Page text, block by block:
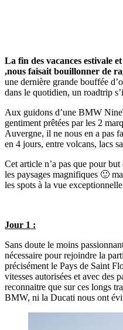
La fin des vacances estivale
,nous faisait bouillonner de
une dernière grande bouffée
dans le quotidien, un roadtrip
Aux guidons d’une BMW
gentiment prêtées par les 2
Auvergne, il ne nous en a pas
en 4 jours, entre volcans, lacs
Cet article n’a pas que pour
les paysages magnifiques 🙂
les spots à la vue
Jour 1 :
Sans doute le moins
nécessaire pour rejoindre la
précisément le Pays de Saint
vitesses autorisées et avec des
reconnaitre que sur ces longs
BMW, ni la Ducati nous ont